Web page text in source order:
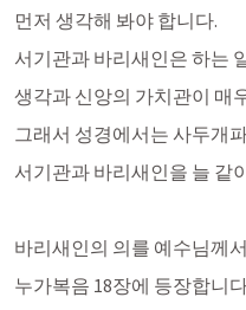
먼저 생각해 봐야 합니다.
서기관과 바리새인은 하는
생각과 신앙의 가치관이 매
그래서 성경에서는 사두개
서기관과 바리새인을 늘 같
바리새인의 의를 예수님께
누가복음 18장에 등장합니